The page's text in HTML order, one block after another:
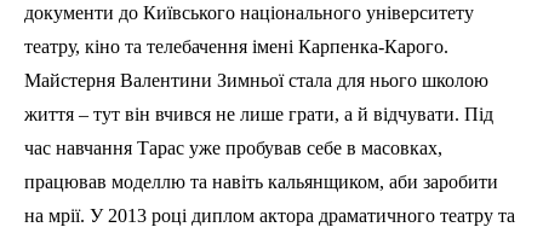
документи до Київського національного університету
театру, кіно та телебачення імені Карпенка-Карого.
Майстерня Валентини Зимньої стала для нього школою
життя – тут він вчився не лише грати, а й відчувати. Під
час навчання Тарас уже пробував себе в масовках,
працював моделлю та навіть кальянщиком, аби заробити
на мрії. У 2013 році диплом актора драматичного театру та